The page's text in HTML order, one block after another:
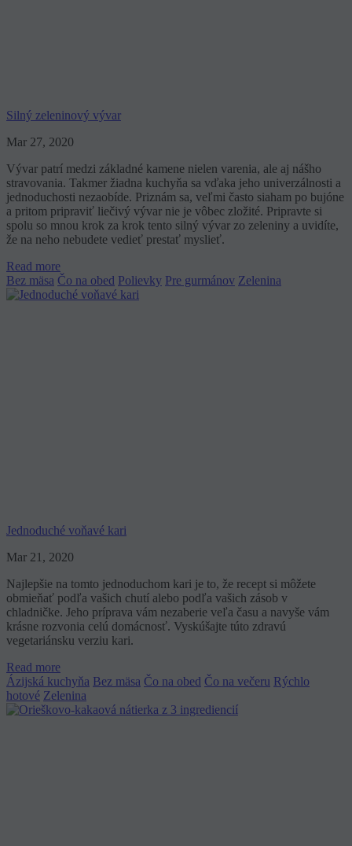
Silný zeleninový vývar
Mar 27, 2020
Vývar patrí medzi základné kamene nielen varenia, ale aj nášho
stravovania. Takmer žiadna kuchyňa sa vďaka jeho univerzálnosti a
jednoduchosti nezaobíde. Priznám sa, veľmi často siaham po bujóne
a pritom pripraviť liečivý vývar nie je vôbec zložité. Pripravte si
spolu so mnou krok za krok tento silný vývar zo zeleniny a uvidíte,
že na neho nebudete vedieť prestať myslieť.
Read more
Bez mäsa Čo na obed Polievky Pre gurmánov Zelenina
Jednoduché voňavé kari
Mar 21, 2020
Najlepšie na tomto jednoduchom kari je to, že recept si môžete
obmieňať podľa vašich chutí alebo podľa vašich zásob v
chladničke. Jeho príprava vám nezaberie veľa času a navyše vám
krásne rozvonia celú domácnosť. Vyskúšajte túto zdravú
vegetariánsku verziu kari.
Read more
Ázijská kuchyňa Bez mäsa Čo na obed Čo na večeru Rýchlo
hotové Zelenina